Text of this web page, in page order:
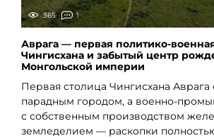
365 1
Аврага — первая политико-
Чингисхана и забытый центр
Монгольской империи
Первая столица Чингисхана Аврага
парадным городом, а военно-
с собственным производством
земледелием — раскопки